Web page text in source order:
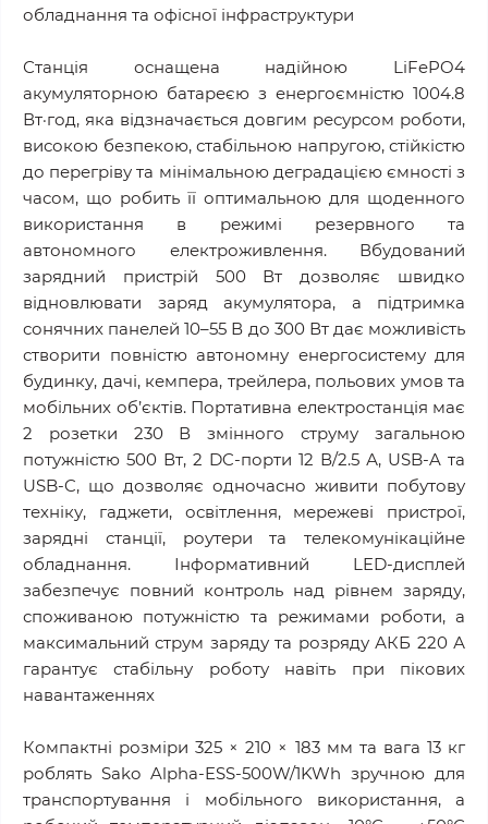
обладнання та офісної інфраструктури
Станція оснащена надійною LiFePO4
акумуляторною батареєю з енергоємністю 1004.8
Вт·год, яка відзначається довгим ресурсом роботи,
високою безпекою, стабільною напругою, стійкістю
до перегріву та мінімальною деградацією ємності з
часом, що робить її оптимальною для щоденного
використання в режимі резервного та
автономного електроживлення. Вбудований
зарядний пристрій 500 Вт дозволяє швидко
відновлювати заряд акумулятора, а підтримка
сонячних панелей 10–55 В до 300 Вт дає можливість
створити повністю автономну енергосистему для
будинку, дачі, кемпера, трейлера, польових умов та
мобільних об’єктів. Портативна електростанція має
2 розетки 230 В змінного струму загальною
потужністю 500 Вт, 2 DC-порти 12 В/2.5 А, USB-A та
USB-C, що дозволяє одночасно живити побутову
техніку, гаджети, освітлення, мережеві пристрої,
зарядні станції, роутери та телекомунікаційне
обладнання. Інформативний LED-дисплей
забезпечує повний контроль над рівнем заряду,
споживаною потужністю та режимами роботи, а
максимальний струм заряду та розряду АКБ 220 А
гарантує стабільну роботу навіть при пікових
навантаженнях
Компактні розміри 325 × 210 × 183 мм та вага 13 кг
роблять Sako Alpha-ESS-500W/1KWh зручною для
транспортування і мобільного використання, а